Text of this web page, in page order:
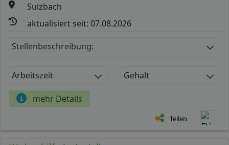
Sulzbach
aktualisiert seit: 07.08.2026
Stellenbeschreibung:
Arbeitszeit Gehalt
mehr Details
Teilen